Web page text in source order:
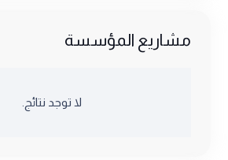
مشاريع المؤسسة
لا توجد نتائج.